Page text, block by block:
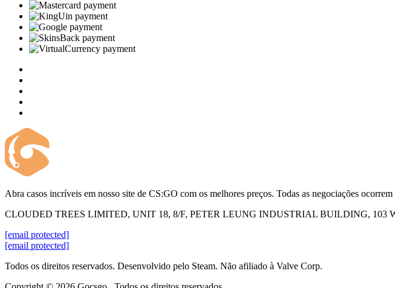
Abra casos incríveis em nosso site de CS:GO com os melhores preços. Todas as negociações
CLOUDED TREES LIMITED, UNIT 18, 8/F, PETER LEUNG INDUSTRIAL BUILDING, 103
[email protected]
[email protected]
Todos os direitos reservados. Desenvolvido pelo Steam. Não afiliado à Valve Corp.